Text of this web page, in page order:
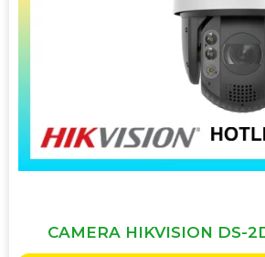
CAMERA HIKVISION DS-